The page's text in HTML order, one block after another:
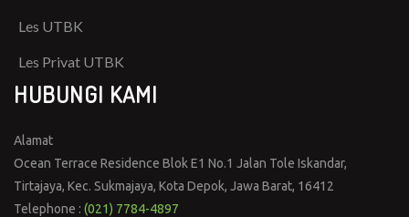
Les UTBK
Les Privat UTBK
HUBUNGI KAMI
Alamat
Ocean Terrace Residence Blok E1 No.1 Jalan Tole Iskandar,
Tirtajaya, Kec. Sukmajaya, Kota Depok, Jawa Barat, 16412
Telephone : (021) 7784-4897